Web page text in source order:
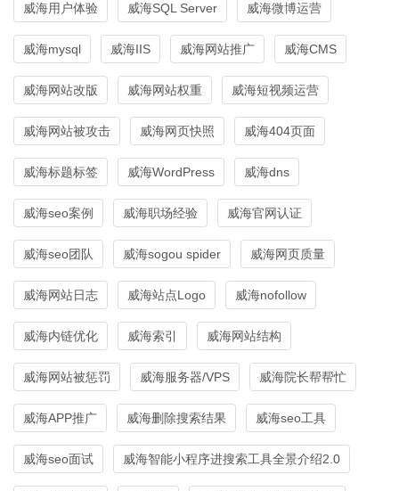
威海用户体验 威海SQL Server 威海微博运营
威海mysql 威海IIS 威海网站推广 威海CMS
威海网站改版 威海网站权重 威海短视频运营
威海网站被攻击 威海网页快照 威海404页面
威海标题标签 威海WordPress 威海dns
威海seo案例 威海职场经验 威海官网认证
威海seo团队 威海sogou spider 威海网页质量
威海网站日志 威海站点Logo 威海nofollow
威海内链优化 威海索引 威海网站结构
威海网站被惩罚 威海服务器/VPS 威海院长帮帮忙
威海APP推广 威海删除搜索结果 威海seo工具
威海seo面试 威海智能小程序进搜索工具全景介绍2.0